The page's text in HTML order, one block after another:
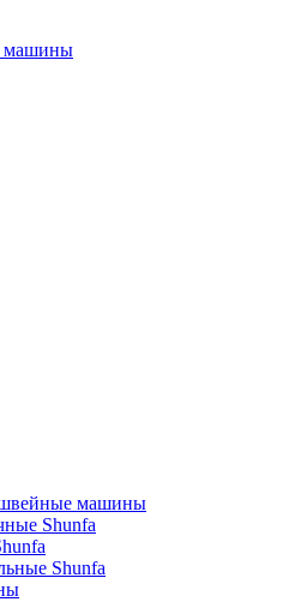
машины
машины
Shunfa
Shunfa